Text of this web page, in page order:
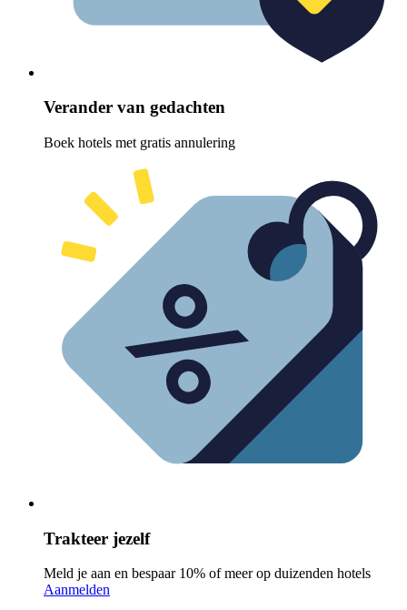
Verander van gedachten
Boek hotels met gratis annulering
Trakteer jezelf
Meld je aan en bespaar 10% of meer op duizenden hotels
Aanmelden